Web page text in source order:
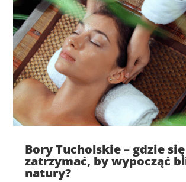
Bory Tucholskie – gdzie się
zatrzymać, by wypocząć
natury?